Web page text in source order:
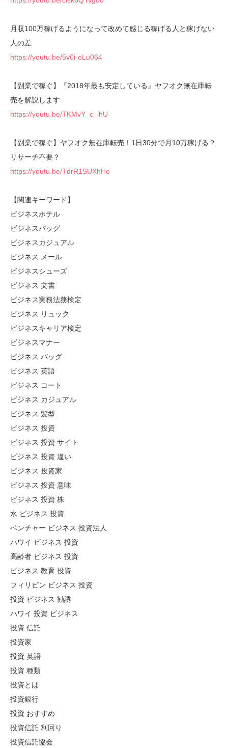
月収100万稼げるようになって改めて感じる稼げる人と稼げない
人の差
https://youtu.be/5v0i-oLu064
【副業で稼ぐ】『2018年最も安定している』ヤフオク無在庫転
売を解説します
https://youtu.be/TKMvY_c_ihU
【副業で稼ぐ】ヤフオク無在庫転売！1日30分で月10万稼げる？
リサーチ不要？
https://youtu.be/TdrR1SUXhHo
【関連キーワード】
ビジネスホテル
ビジネスバッグ
ビジネスカジュアル
ビジネス メール
ビジネスシューズ
ビジネス 文書
ビジネス実務法務検定
ビジネス リュック
ビジネスキャリア検定
ビジネスマナー
ビジネス バッグ
ビジネス 英語
ビジネス コート
ビジネス カジュアル
ビジネス 髪型
ビジネス 投資
ビジネス 投資 サイト
ビジネス 投資 違い
ビジネス 投資家
ビジネス 投資 意味
ビジネス 投資 株
水 ビジネス 投資
ベンチャー ビジネス 投資法人
ハワイ ビジネス 投資
高齢者 ビジネス 投資
ビジネス 教育 投資
フィリピン ビジネス 投資
投資 ビジネス 勧誘
ハワイ 投資 ビジネス
投資 信託
投資家
投資 英語
投資 種類
投資とは
投資銀行
投資 おすすめ
投資信託 利回り
投資信託協会